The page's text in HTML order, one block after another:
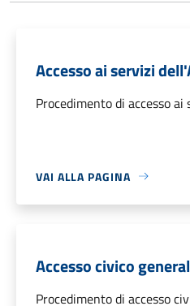
Accesso ai servizi
Procedimento di accesso ai
VAI ALLA PAGINA
Accesso civico
Procedimento di accesso